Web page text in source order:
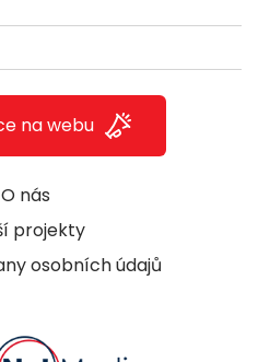
O nás
projekty
osobních údajů
na webu